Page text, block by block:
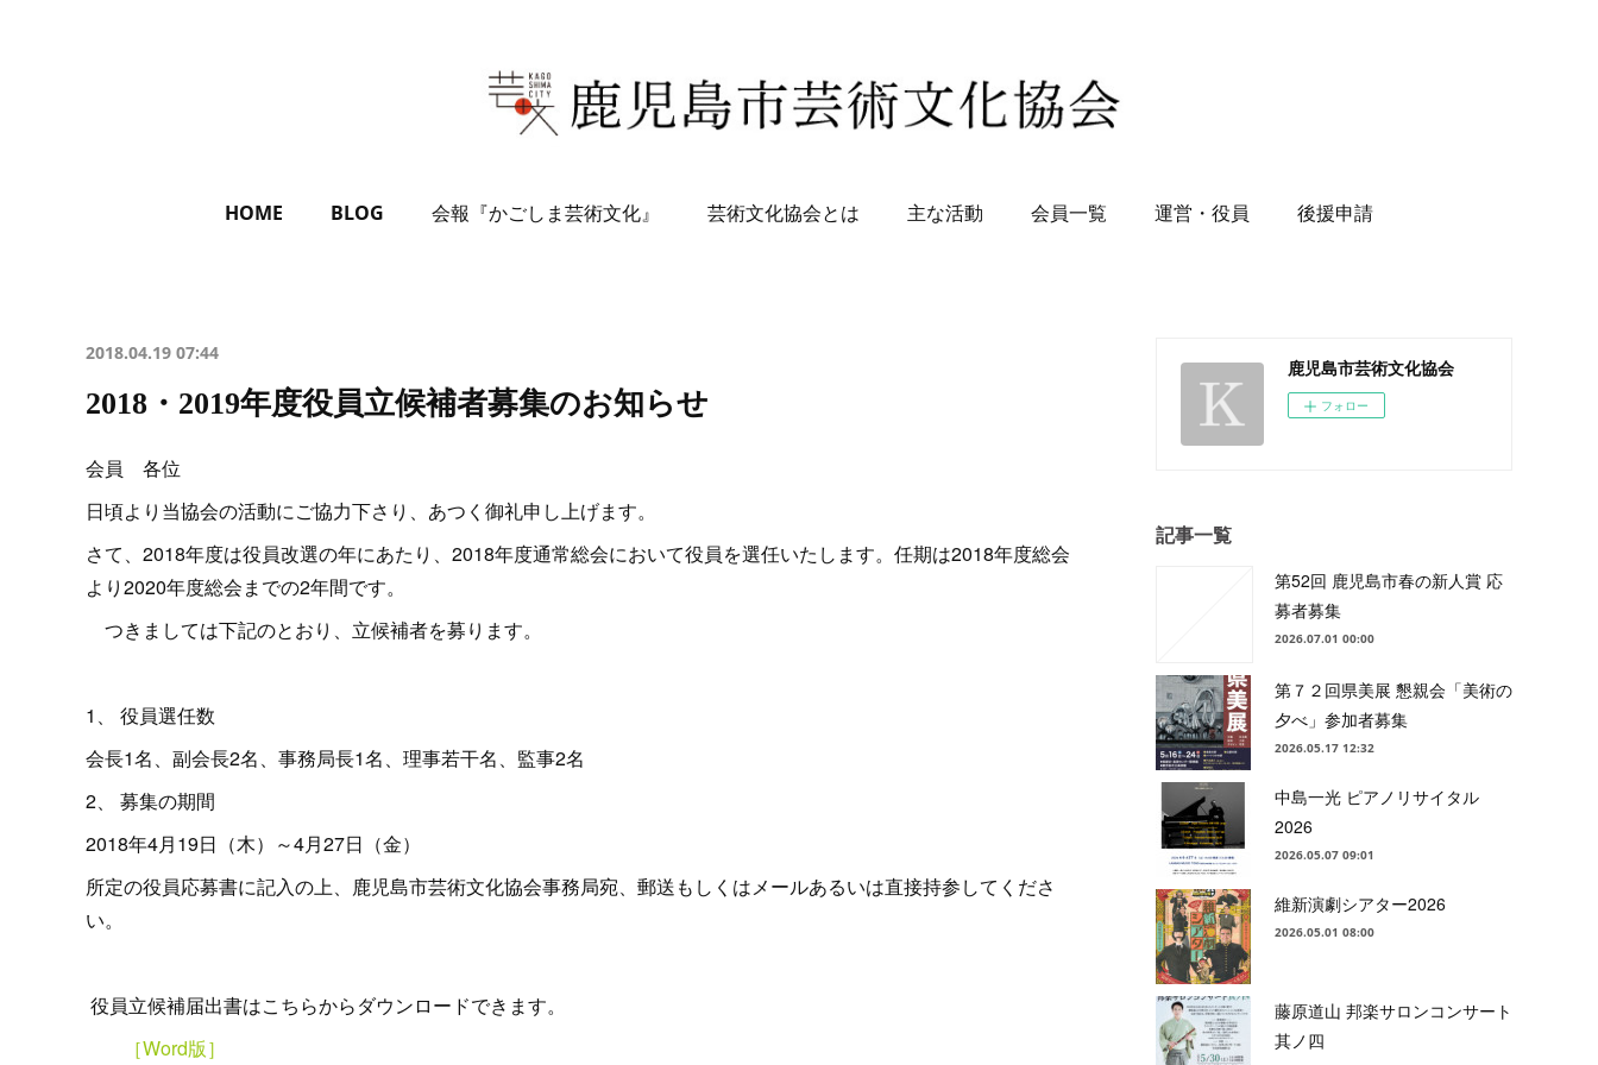
HOME BLOG 会報『かごしま芸術文化』 芸術文化協会とは 主な活動 会員一覧 運営・役員 後援申請
2018.04.19 07:44
2018・2019年度役員立候補者募集のお知らせ
会員 各位
日頃より当協会の活動にご協力下さり、あつく御礼申し上げます。
さて、2018年度は役員改選の年にあたり、2018年度通常総会において役員を選任いたします。任期は2018年度総会
より2020年度総会までの2年間です。
つきましては下記のとおり、立候補者を募ります。
1、 役員選任数
会長1名、副会長2名、事務局長1名、理事若干名、監事2名
2、 募集の期間
2018年4月19日（木）～4月27日（金）
所定の役員応募書に記入の上、鹿児島市芸術文化協会事務局宛、郵送もしくはメールあるいは直接持参してくださ
い。
役員立候補届出書はこちらからダウンロードできます。
［Word版］
鹿児島市芸術文化協会
フォロー
記事一覧
第52回 鹿児島市春の新人賞 応
募者募集
2026.07.01 00:00
第７２回県美展 懇親会「美術の
夕べ」参加者募集
2026.05.17 12:32
中島一光 ピアノリサイタル
2026
2026.05.07 09:01
維新演劇シアター2026
2026.05.01 08:00
藤原道山 邦楽サロンコンサート
其ノ四